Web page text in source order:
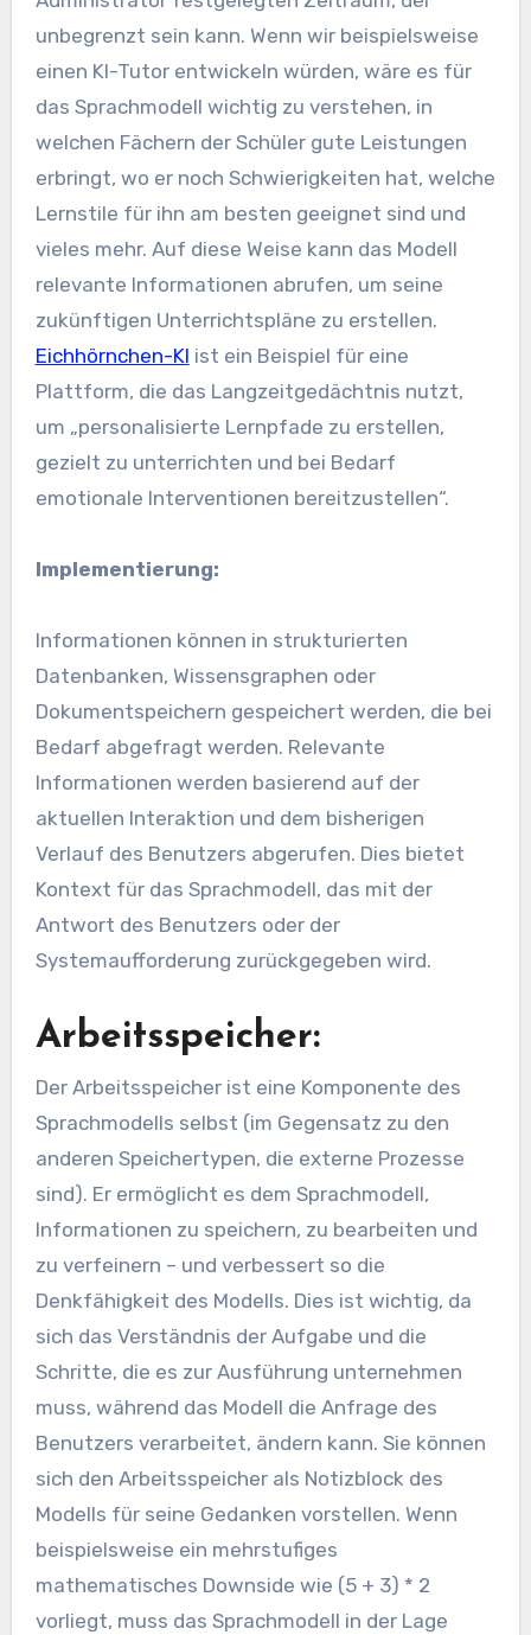
unbegrenzt sein kann. Wenn wir beispielsweise
einen KI-Tutor entwickeln würden, wäre es für
das Sprachmodell wichtig zu verstehen, in
welchen Fächern der Schüler gute Leistungen
erbringt, wo er noch Schwierigkeiten hat, welche
Lernstile für ihn am besten geeignet sind und
vieles mehr. Auf diese Weise kann das Modell
relevante Informationen abrufen, um seine
zukünftigen Unterrichtspläne zu erstellen.
Eichhörnchen-KI ist ein Beispiel für eine
Plattform, die das Langzeitgedächtnis nutzt,
um „personalisierte Lernpfade zu erstellen,
gezielt zu unterrichten und bei Bedarf
emotionale Interventionen bereitzustellen“.
Implementierung:
Informationen können in strukturierten
Datenbanken, Wissensgraphen oder
Dokumentspeichern gespeichert werden, die bei
Bedarf abgefragt werden. Relevante
Informationen werden basierend auf der
aktuellen Interaktion und dem bisherigen
Verlauf des Benutzers abgerufen. Dies bietet
Kontext für das Sprachmodell, das mit der
Antwort des Benutzers oder der
Systemaufforderung zurückgegeben wird.
Arbeitsspeicher:
Der Arbeitsspeicher ist eine Komponente des
Sprachmodells selbst (im Gegensatz zu den
anderen Speichertypen, die externe Prozesse
sind). Er ermöglicht es dem Sprachmodell,
Informationen zu speichern, zu bearbeiten und
zu verfeinern – und verbessert so die
Denkfähigkeit des Modells. Dies ist wichtig, da
sich das Verständnis der Aufgabe und die
Schritte, die es zur Ausführung unternehmen
muss, während das Modell die Anfrage des
Benutzers verarbeitet, ändern kann. Sie können
sich den Arbeitsspeicher als Notizblock des
Modells für seine Gedanken vorstellen. Wenn
beispielsweise ein mehrstufiges
mathematisches Downside wie (5 + 3) * 2
vorliegt, muss das Sprachmodell in der Lage